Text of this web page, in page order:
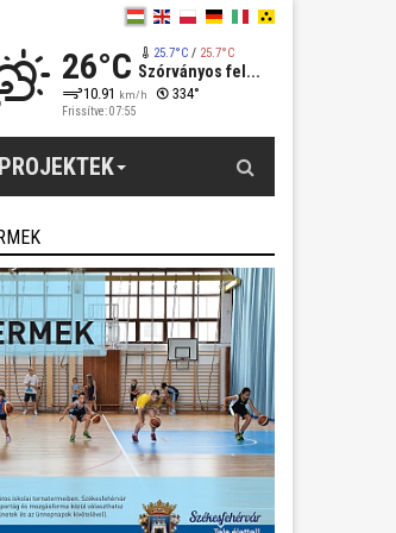
26°C 25.7°C/ 25.7°C
Szórványos fel...
10.91 km/h 334°
Frissítve: 07:55
PROJEKTEK